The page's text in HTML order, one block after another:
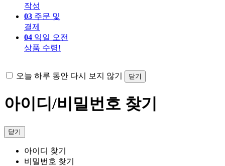
작성
03 주문 및
결제
04 익일 오전
상품 수령!
오늘 하루 동안 다시 보지 않기 닫기
아이디/비밀번호 찾기
닫기
아이디 찾기
비밀번호 찾기